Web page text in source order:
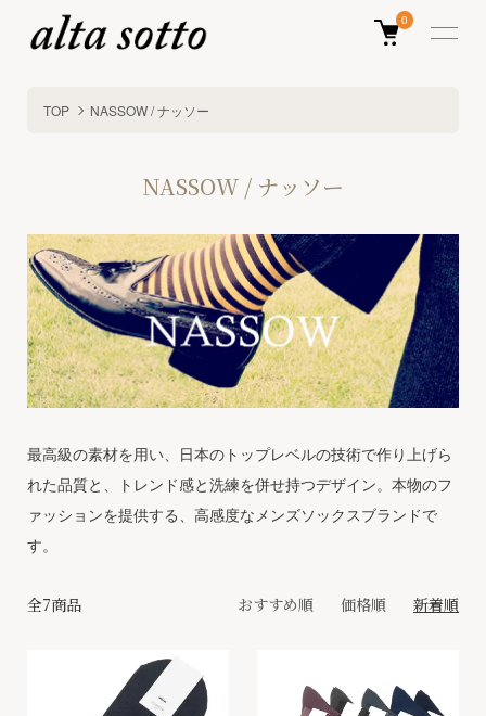
0
TOP NASSOW / ナッソー
NASSOW / ナッソー
最高級の素材を用い、日本のトップレベルの技術で作り上げら
れた品質と、トレンド感と洗練を併せ持つデザイン。本物のフ
ァッションを提供する、高感度なメンズソックスブランドで
す。
全7商品 おすすめ順 価格順 新着順